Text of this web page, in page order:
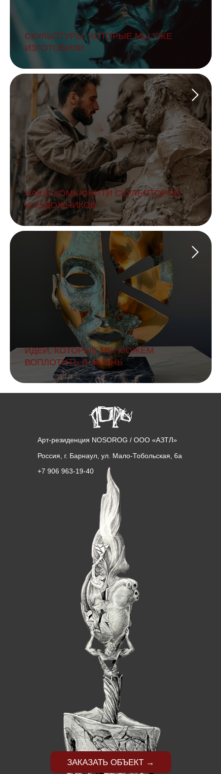
СКУЛЬПТУРЫ, КОТОРЫЕ МЫ УЖЕ
ИЗГОТОВИЛИ
НАШЕ КОМЬЮНИТИ СКУЛЬПТОРОВ
И ХУДОЖНИКОВ
ИДЕИ, КОТОРЫЕ МЫ МОЖЕМ
ВОПЛОТИТЬ В ЖИЗНЬ
Арт-резиденция NOSOROG / ООО «АЗТЛ»
+7 906 963-19-40
Россия, г. Барнаул, ул. Мало-Тобольская, 6а
ЗАКАЗАТЬ ОБЪЕКТ →